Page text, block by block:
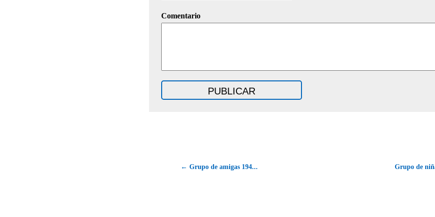
Comentario
← Grupo de amigas 194... Grupo de